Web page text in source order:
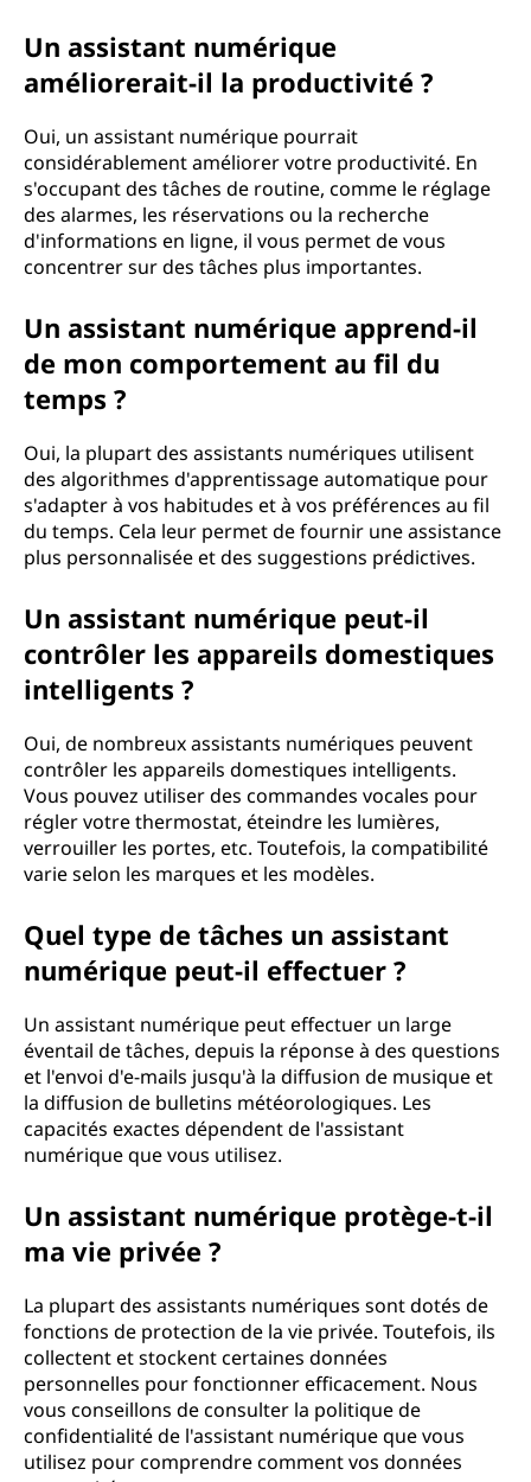
Un assistant numérique
améliorerait-il la productivité ?
Oui, un assistant numérique pourrait
considérablement améliorer votre productivité. En
s'occupant des tâches de routine, comme le réglage
des alarmes, les réservations ou la recherche
d'informations en ligne, il vous permet de vous
concentrer sur des tâches plus importantes.
Un assistant numérique apprend-il
de mon comportement au fil du
temps ?
Oui, la plupart des assistants numériques utilisent
des algorithmes d'apprentissage automatique pour
s'adapter à vos habitudes et à vos préférences au fil
du temps. Cela leur permet de fournir une assistance
plus personnalisée et des suggestions prédictives.
Un assistant numérique peut-il
contrôler les appareils domestiques
intelligents ?
Oui, de nombreux assistants numériques peuvent
contrôler les appareils domestiques intelligents.
Vous pouvez utiliser des commandes vocales pour
régler votre thermostat, éteindre les lumières,
verrouiller les portes, etc. Toutefois, la compatibilité
varie selon les marques et les modèles.
Quel type de tâches un assistant
numérique peut-il effectuer ?
Un assistant numérique peut effectuer un large
éventail de tâches, depuis la réponse à des questions
et l'envoi d'e-mails jusqu'à la diffusion de musique et
la diffusion de bulletins météorologiques. Les
capacités exactes dépendent de l'assistant
numérique que vous utilisez.
Un assistant numérique protège-t-il
ma vie privée ?
La plupart des assistants numériques sont dotés de
fonctions de protection de la vie privée. Toutefois, ils
collectent et stockent certaines données
personnelles pour fonctionner efficacement. Nous
vous conseillons de consulter la politique de
confidentialité de l'assistant numérique que vous
utilisez pour comprendre comment vos données